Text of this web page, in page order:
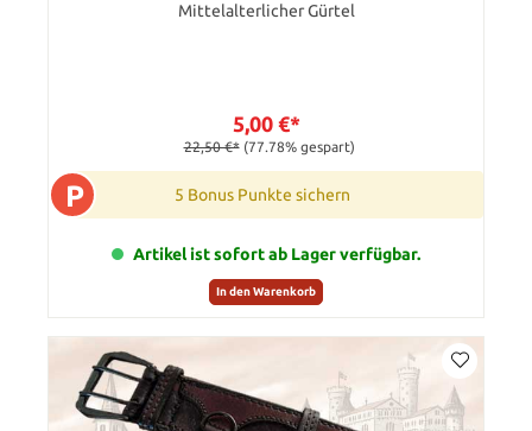
Mittelalterlicher Gürtel
5,00 €*
22,50 €* (77.78% gespart)
P 5 Bonus Punkte sichern
Artikel ist sofort ab Lager verfügbar.
In den Warenkorb